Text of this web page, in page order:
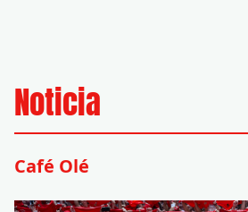
Noticia
Café Olé